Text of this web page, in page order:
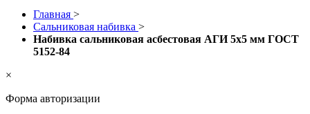
Главная >
Сальниковая набивка >
Набивка сальниковая асбестовая АГИ 5х5 мм ГОСТ
5152-84
×
Форма авторизации